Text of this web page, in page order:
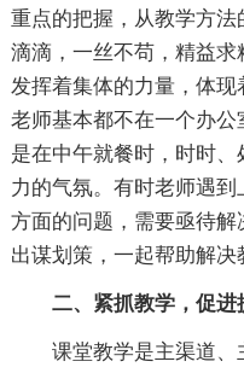
重点的把握，从教学方
滴滴，一丝不苟，精益求
发挥着集体的力量，体
老师基本都不在一个办
是在中午就餐时，时时
力的气氛。有时老师遇
方面的问题，需要亟待
出谋划策，一起帮助解决
二、紧抓教学，促进
课堂教学是主渠道、